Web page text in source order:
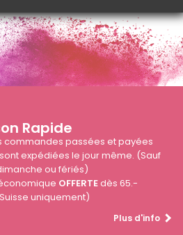
Rapide
commandes passées et payées
expédiées le jour même. (Sauf
ou fériés)
OFFERTEdès 65.-
uniquement)
Plus d'info